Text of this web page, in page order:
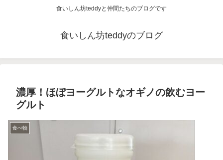
食いしん坊teddyと仲間たちのブログです
食いしん坊teddyのブログ
濃厚！ほぼヨーグルトなオギノの飲むヨー
グルト
食べ物